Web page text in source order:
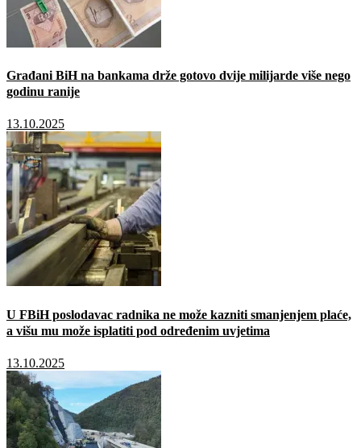
Građani BiH na bankama drže gotovo dvije milijarde više nego
godinu ranije
13.10.2025
U FBiH poslodavac radnika ne može kazniti smanjenjem plaće,
a višu mu može isplatiti pod određenim uvjetima
13.10.2025